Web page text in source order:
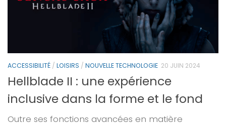
ACCESSIBILITÉ / LOISIRS / NOUVELLE TECHNOLOGIE 20 JUIN 2024
Hellblade II : une expérience
inclusive dans la forme et le fond
Outre ses fonctions avancées en matière